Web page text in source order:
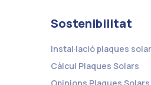
Sostenibilitat
Instal·lació plaques
Càlcul Plaques Solars